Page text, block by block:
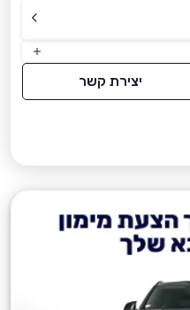
יצירת קשר